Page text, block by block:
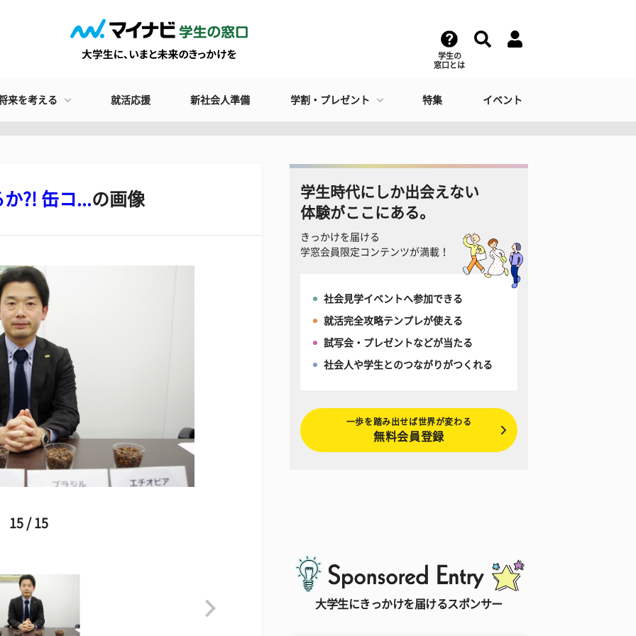
学生の
窓口とは
来を考える 就活応援 新社会人準備 学割・プレゼント 特集 イベント
?! 缶コ...の画像
15 / 15
学生時代にしか出会えない
体験がここにある。
きっかけを届ける
学窓会員限定コンテンツが満載！
社会見学イベントへ参加できる
就活完全攻略テンプレが使える
試写会・プレゼントなどが当たる
社会人や学生とのつながりがつくれる
一歩を踏み出せば世界が変わる
無料会員登録
大学生にきっかけを届けるスポンサー